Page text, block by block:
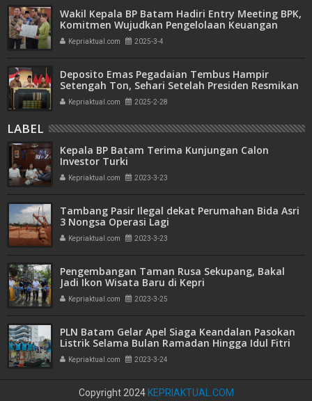
Wakil Kepala BP Batam Hadiri Entry Meeting BPK,
Komitmen Wujudkan Pengelolaan Keuangan
Transparan dan Akuntabel
Kepriaktual.com 2025-3-4
Deposito Emas Pegadaian Tembus Hampir
Setengah Ton, Sehari Setelah Presiden Resmikan
Bank Emas
Kepriaktual.com 2025-2-28
LABEL
Kepala BP Batam Terima Kunjungan Calon
Investor Turki
Kepriaktual.com 2023-3-23
Tambang Pasir Ilegal dekat Perumahan Bida Asri
3 Nongsa Operasi Lagi
Kepriaktual.com 2023-3-23
Pengembangan Taman Rusa Sekupang, Bakal
Jadi Ikon Wisata Baru di Kepri
Kepriaktual.com 2023-3-25
PLN Batam Gelar Apel Siaga Keandalan Pasokan
Listrik Selama Bulan Ramadan Hingga Idul Fitri
1444 H
Kepriaktual.com 2023-3-24
Copyright 2024KEPRIAKTUAL.COM